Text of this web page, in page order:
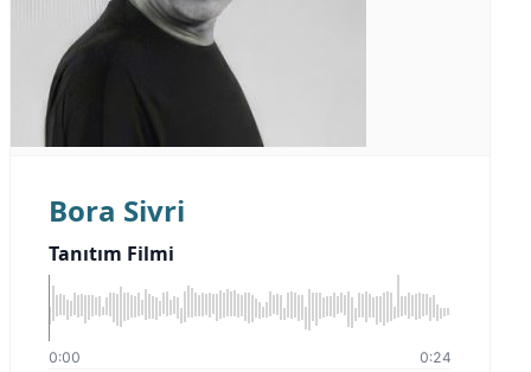
Bora Sivri
Tanıtım Filmi
0:00 0:24